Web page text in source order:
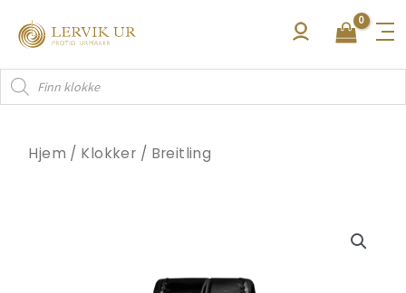
rett
innholdet
Products
search
Hjem / Klokker / Breitling